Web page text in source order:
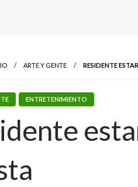
ARTE Y GENTE RESIDENTE
ENTRETENIMIENTO